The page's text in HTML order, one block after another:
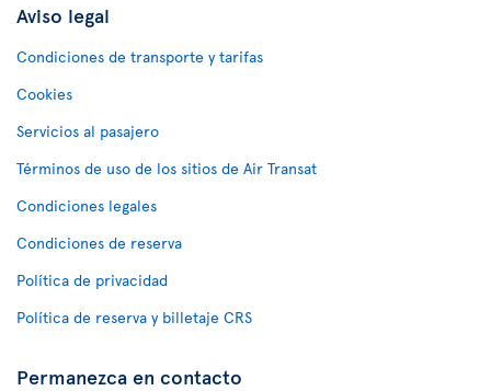
Aviso legal
Condiciones de transporte y tarifas
Cookies
Servicios al pasajero
Términos de uso de los sitios de Air Transat
Condiciones legales
Condiciones de reserva
Política de privacidad
Política de reserva y billetaje CRS
Permanezca en contacto